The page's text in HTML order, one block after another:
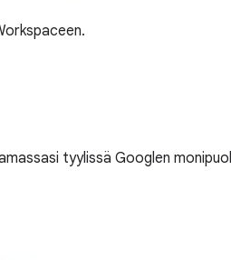
tyylissä Googlen